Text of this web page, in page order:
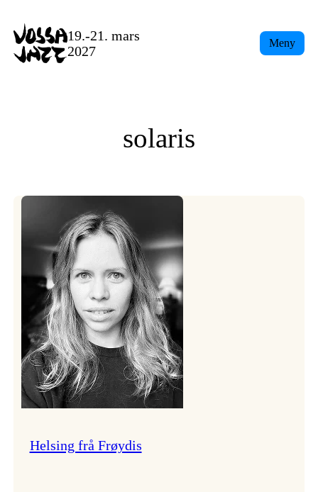
content
19.-21. mars
2027
Meny
solaris
Helsing frå Frøydis